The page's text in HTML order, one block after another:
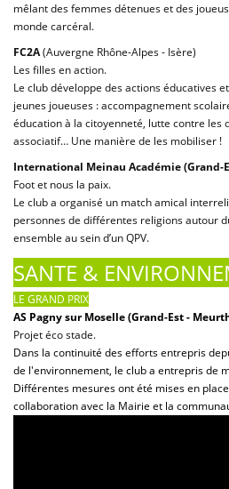
mêlant des femmes détenues et des
monde carcéral.
FC2A(Auvergne Rhône-Alpes - Isère)
Les filles en action.
Le club développe des actions éducatives
jeunes joueuses : accompagnement
éducation à la citoyenneté, lutte contre les
associatif… Une manière de les mobiliser !
International Meinau Académie (Grand-
Foot et nous la paix.
Le club a organisé un match amical
personnes de différentes religions autour
ensemble au sein d’un QPV.
SANTE &
LE GRAND PRIX
AS Pagny sur Moselle (Grand-Est -
Projet éco stade.
Dans la continuité des efforts entrepris
de l'environnement, le club a entrepris de
Différentes mesures ont été mises en
collaboration avec la Mairie et la